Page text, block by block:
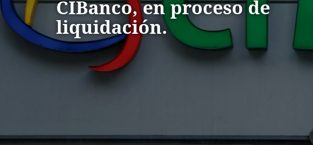
CIBanco, en proceso de
liquidación.